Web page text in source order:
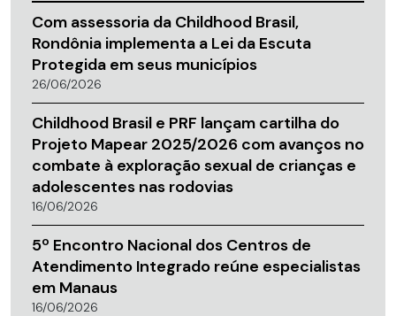
Com assessoria da Childhood Brasil,
Rondônia implementa a Lei da Escuta
Protegida em seus municípios
26/06/2026
Childhood Brasil e PRF lançam cartilha do
Projeto Mapear 2025/2026 com avanços no
combate à exploração sexual de crianças e
adolescentes nas rodovias
16/06/2026
5º Encontro Nacional dos Centros de
Atendimento Integrado reúne especialistas
em Manaus
16/06/2026